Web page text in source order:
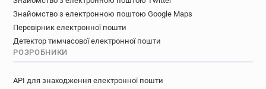
Знайомство з електронною поштою Google Maps
Перевірник електронної пошти
Детектор тимчасової електронної пошти
РОЗРОБНИКИ
API для знаходження електронної пошти